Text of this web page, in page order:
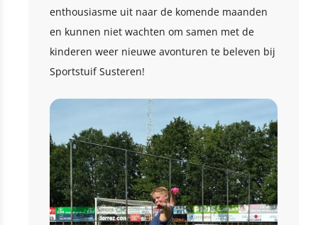
enthousiasme uit naar de komende maanden
en kunnen niet wachten om samen met de
kinderen weer nieuwe avonturen te beleven bij
Sportstuif Susteren!